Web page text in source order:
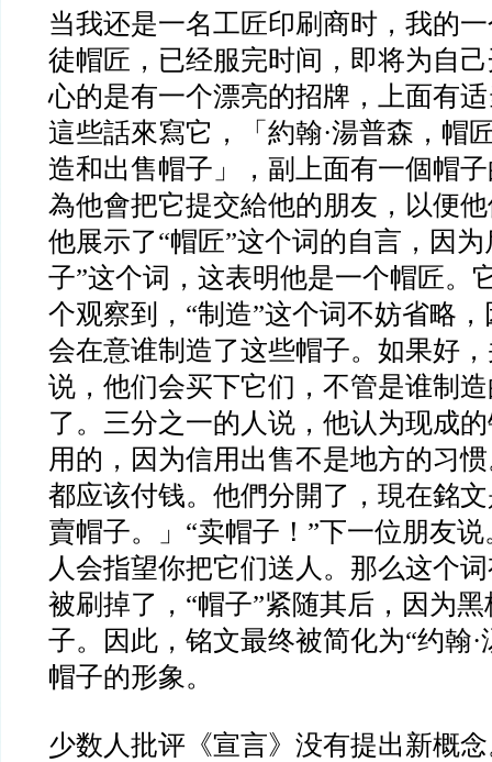
当我还是一名工匠印刷商时，我的
徒帽匠，已经服完时间，即将为自
心的是有一个漂亮的招牌，上面有
這些話來寫它，「約翰·湯普森，帽
造和出售帽子」，副上面有一個帽
為他會把它提交給他的朋友，以便
他展示了“帽匠”这个词的自言，因
子”这个词，这表明他是一个帽匠。
个观察到，“制造”这个词不妨省略
会在意谁制造了这些帽子。如果好
说，他们会买下它们，不管是谁制
了。三分之一的人说，他认为现成
用的，因为信用出售不是地方的习
都应该付钱。他們分開了，現在銘
賣帽子。」“卖帽子！”下一位朋友
人会指望你把它们送人。那么这个
被刷掉了，“帽子”紧随其后，因为
子。因此，铭文最终被简化为“约翰
帽子的形象。
少数人批评《宣言》没有提出新概